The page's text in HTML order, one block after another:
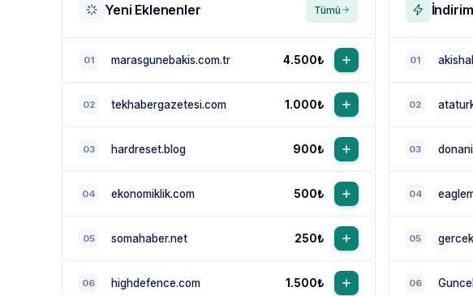
Yeni Eklenenler Tümü
01 marasgunebakis.com.tr 4.500₺
02 tekhabergazetesi.com 1.000₺
03 hardreset.blog 900₺
04 ekonomiklik.com 500₺
05 somahaber.net 250₺
06 highdefence.com 1.500₺
01
02
03
04
05
06